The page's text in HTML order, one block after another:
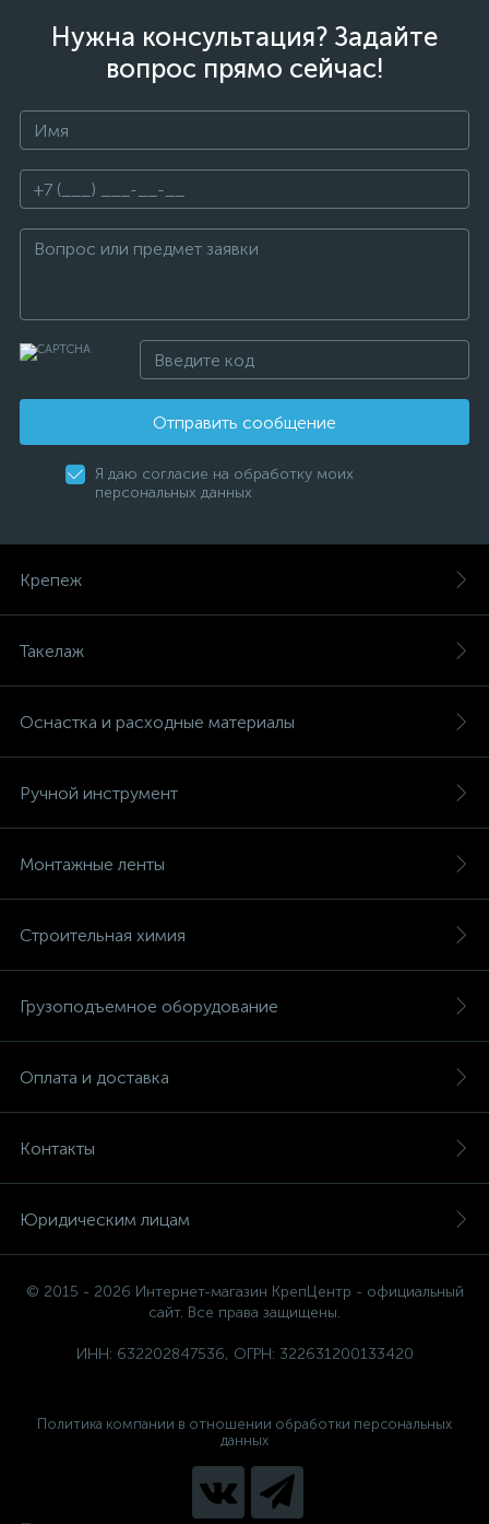
Нужна консультация? Задайте
вопрос прямо сейчас!
Отправить сообщение
Я даю согласие на обработку моих
персональных данных
Крепеж
Такелаж
Оснастка и расходные материалы
Ручной инструмент
Монтажные ленты
Строительная химия
Грузоподъемное оборудование
Оплата и доставка
Контакты
Юридическим лицам
© 2015 - 2026 Интернет-магазин КрепЦентр - официальный
сайт. Все права защищены.
ИНН: 632202847536, ОГРН: 322631200133420
Политика компании в отношении обработки персональных
данных